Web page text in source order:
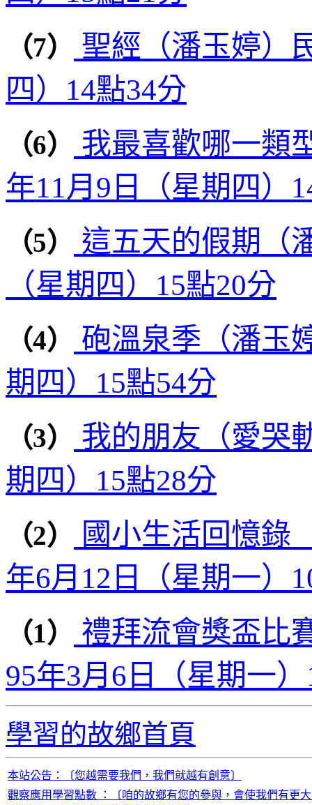
（7）
聖經（潘玉婷）
四）14點34分
（6）
我最喜歡哪一類
年11月9日（星期四）
（5）
這五天的假期（
（星期四）15點20分
（4）
砲溫泉季（潘玉
期四）15點54分
（3）
我的朋友（愛哭
期四）15點28分
（2）
國小生活回憶錄
年6月12日（星期一）
（1）
禮拜流會獎盃比
95年3月6日（星期一
學習的故鄉首頁
本站公告：〔您越需要我們，我們就越有創意〕
觀察應用學習點數 ：〔咱的故鄉有您的參與，會使我們有更